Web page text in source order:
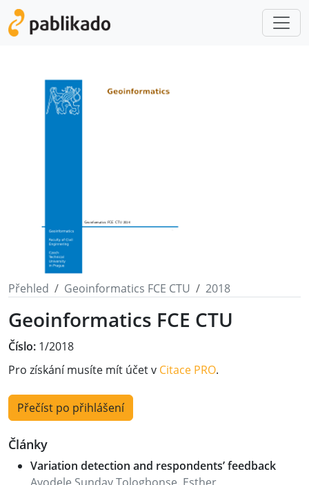
Přehled Geoinformatics FCE CTU 2018
Geoinformatics FCE CTU
Číslo: 1/2018
Pro získání musíte mít účet v Citace PRO.
Přečíst po přihlášení
Články
Variation detection and respondents’ feedback